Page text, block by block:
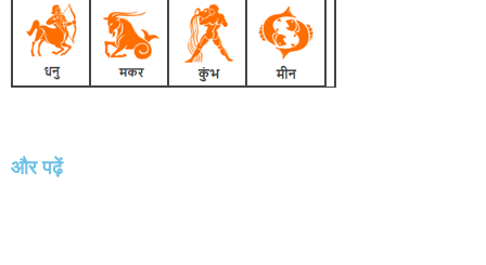
और पढ़ें